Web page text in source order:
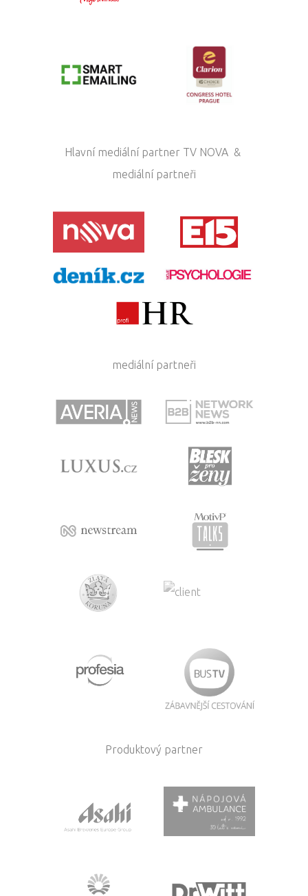
Hlavní mediální partner TV NOVA &
mediální partneři
mediální partneři
Produktový partner